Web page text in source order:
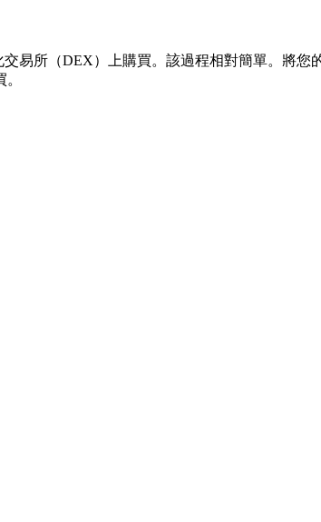
所（DEX）上購買。該過程相對簡單。將您的